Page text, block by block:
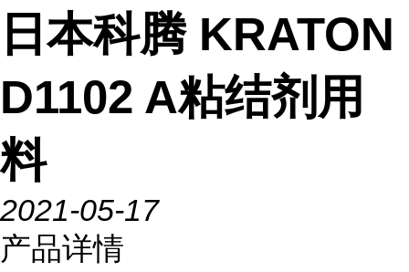
日本科腾 KRATON
D1102 A粘结剂用
料
2021-05-17
产品详情